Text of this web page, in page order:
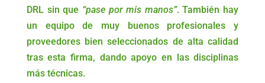
DRL sin que “pase por mis manos”. También hay
un equipo de muy buenos profesionales y
proveedores bien seleccionados de alta calidad
tras esta firma, dando apoyo en las disciplinas
más técnicas.